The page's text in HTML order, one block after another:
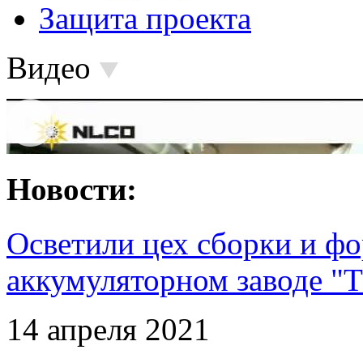
Защита проекта
Видео
Новости:
Осветили цех сборки и
аккумуляторном заводе
14 апреля 2021